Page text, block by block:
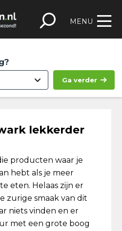
MENU
Ga verder
lekkerder
producten waar je
hebt als je meer
eten. Helaas zijn er
zurige smaak van dit
niets vinden en er
met een grote boog